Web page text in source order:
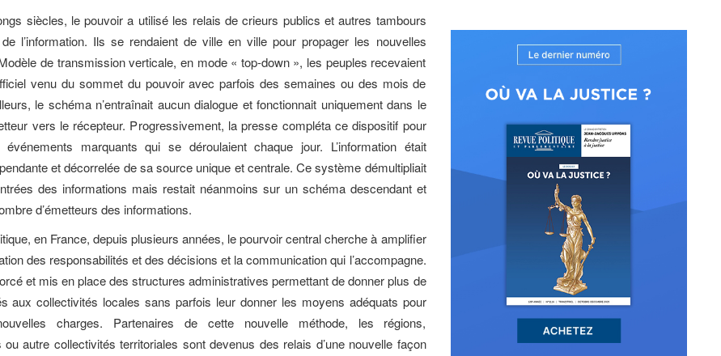
siècles, le pouvoir a utilisé les relais de crieurs publics et autres tambours
l’information. Ils se rendaient de ville en ville pour propager les nouvelles
de transmission verticale, en mode « top-down », les peuples recevaient
venu du sommet du pouvoir avec parfois des semaines ou des mois de
le schéma n’entraînait aucun dialogue et fonctionnait uniquement dans le
vers le récepteur. Progressivement, la presse compléta ce dispositif pour
marquants qui se déroulaient chaque jour. L’information était
et décorrelée de sa source unique et centrale. Ce système démultipliait
des informations mais restait néanmoins sur un schéma descendant et
d’émetteurs des informations.
en France, depuis plusieurs années, le pourvoir central cherche à amplifier
des responsabilités et des décisions et la communication qui l’accompagne.
et mis en place des structures administratives permettant de donner plus de
aux collectivités locales sans parfois leur donner les moyens adéquats pour
charges. Partenaires de cette nouvelle méthode, les régions,
ou autre collectivités territoriales sont devenus des relais d’une nouvelle façon